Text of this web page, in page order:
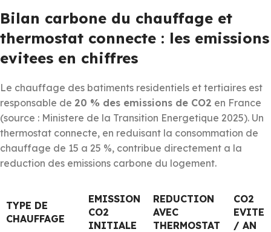
Bilan carbone du chauffage et
thermostat connecte : les emissions
evitees en chiffres
Le chauffage des batiments residentiels et tertiaires est
responsable de 20 % des emissions de CO2 en France
(source : Ministere de la Transition Energetique 2025). Un
thermostat connecte, en reduisant la consommation de
chauffage de 15 a 25 %, contribue directement a la
reduction des emissions carbone du logement.
TYPE DE
CHAUFFAGE
EMISSION
CO2
INITIALE
REDUCTION
AVEC
THERMOSTAT
CO2
EVITE
/ AN